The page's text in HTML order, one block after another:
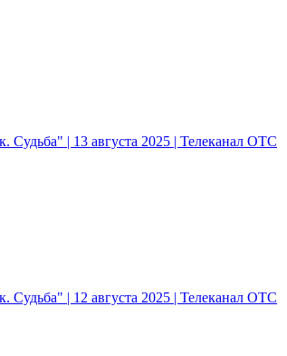
| 13 августа 2025 | Телеканал ОТС
| 12 августа 2025 | Телеканал ОТС